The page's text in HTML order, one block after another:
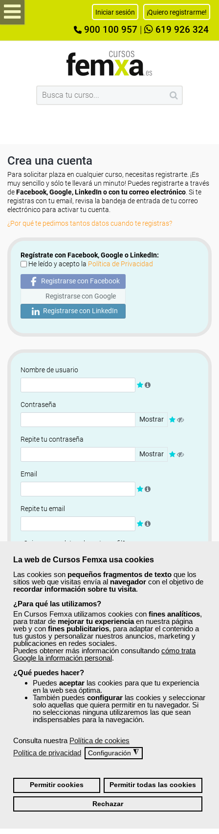
La web de Cursos Femxa usa cookies
Las cookies son pequeños fragmentos de texto que los
sitios web que visitas envía al navegador con el objetivo de
recordar información sobre tu visita.
¿Para qué las utilizamos?
En Cursos Femxa utilizamos cookies con fines analíticos,
para tratar de mejorar tu experienciaen nuestra página
web y con fines publicitarios, para adaptar el contenido a
tus gustos y personalizar nuestros anuncios, marketing y
publicaciones en redes sociales.
Puedes obtener más información consultando cómo trata
Google la información personal.
¿Qué puedes hacer?
Puedes aceptar las cookies para que tu experiencia
en la web sea óptima.
También puedes configurar las cookies y seleccionar
solo aquellas que quiera permitir en tu navegador. Si
no seleccionas ninguna utilizaremos las que sean
indispensables para la navegación.
Consulta nuestra Política de cookies
Política de privacidad
Configuración ◮
Permitir cookies Permitir todas las cookies
Rechazar
Iniciar sesión ¡Quiero registrarme!
900 100 957 619 926 324
Crea una cuenta
Para solicitar plaza en cualquier curso, necesitas registrarte. ¡Es
muy sencillo y sólo te llevará un minuto! Puedes registrarte a través
deFacebook, Google, LinkedIn o con tu correo electrónico . Si te
registras con tu email, revisa la bandeja de entrada de tu correo
electrónico para activar tu cuenta.
¿Por qué te pedimos tantos datos cuando te registras?
Regístrate con Facebook, Google o LinkedIn:
He leído y acepto la Política de Privacidad
Registrarse con Facebook
Registrarse con Google
Registrarse con LinkedIn
Nombre de usuario
Contraseña
Mostrar
Repite tu contraseña
Mostrar
Email
Repite tu email
¿Quieres completar ahora tu perfil?
Si
No, completaré mi perfil más adelante
Newsletter
Si, quiero recibir información sobre cursos, ofertas
exclusivas y recursos para el aprendizaje.
Términos y condiciones
He leído y acepto la Política de Privacidad
Registrarse
Quiénes Somos:
Especialistas en consultoría y formación para el empleo
Nuestro objetivo diario es, única y exclusivamente, ayudarte a
conseguir tus metas profesionales ofreciéndote los mejores